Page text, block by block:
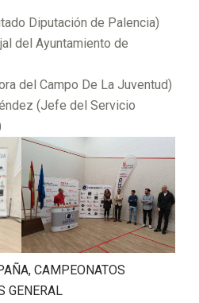
Diputación de Palencia)
del Ayuntamiento de
del Campo De La Juventud)
(Jefe del Servicio
, CAMPEONATOS
GENERAL
EL
SQU
ASH
MÁ
STE
SCO
TTI
SH
JUN
IOR
OPE
N
202
4: